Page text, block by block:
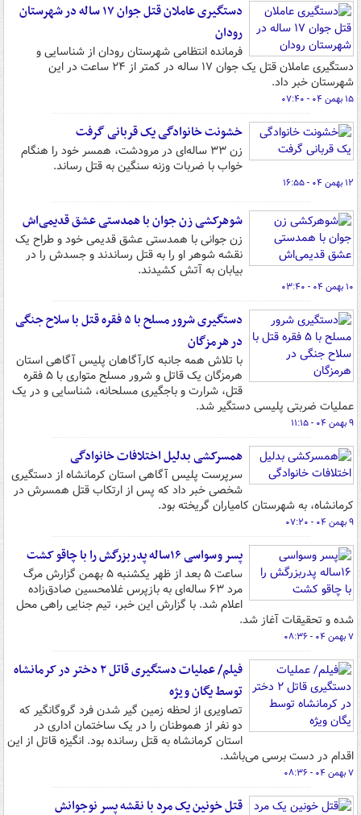
دستگیری عاملان قتل جوان ۱۷ ساله در شهرستان
رودان
فرمانده انتظامی شهرستان رودان از شناسایی و
دستگیری عاملان قتل یک جوان ۱۷ ساله در کمتر از ۲۴ ساعت در این
شهرستان خبر داد.
۱۵ بهمن ۰۴ - ۰۷:۴۰
خشونت خانوادگی یک قربانی گرفت
زن ۳۳ ساله‌ای در مرودشت، همسر خود را هنگام
خواب با ضربات وزنه سنگین به قتل رساند.
۱۲ بهمن ۰۴ - ۱۶:۵۵
شوهرکشی زن جوان با همدستی عشق قدیمی‌اش
زن جوانی با همدستی عشق قدیمی‌ خود و طراح یک
نقشه شوهر او را به قتل رساندند و جسدش را در
بیابان‌ به آتش کشیدند.
۱۰ بهمن ۰۴ - ۰۳:۴۰
دستگیری شرور مسلح با ۵ فقره قتل با سلاح جنگی
در هرمزگان
با تلاش همه جانبه کارآگاهان پلیس آگاهی استان
هرمزگان یک قاتل و شرور مسلح متواری با ۵ فقره
قتل، شرارت و باجگیری مسلحانه، شناسایی و در یک
عملیات ضربتی پلیسی دستگیر شد.
۹ بهمن ۰۴ - ۱۱:۱۵
همسرکشی بدلیل اختلافات خانوادگی
سرپرست پلیس آگاهی استان کرمانشاه از دستگیری
شخصی خبر داد که پس از ارتکاب قتل همسرش در
کرمانشاه، به شهرستان کامیاران گریخته بود.
۹ بهمن ۰۴ - ۰۷:۲۰
پسر وسواسی ۱۶ساله پدربزرگش را با چاقو کشت
ساعت ۵ بعد از ظهر یکشنبه ۵ بهمن گزارش مرگ
مرد ۶۳ ساله‌ای به بازپرس غلامحسین صادق‌زاده
اعلام شد. با گزارش این خبر، تیم جنایی راهی محل
شده و تحقیقات آغاز شد.
۷ بهمن ۰۴ - ۰۸:۳۶
فیلم/ عملیات دستگیری قاتل ۲ دختر در کرمانشاه
توسط یگان ویژه
تصاویری از لحظه زمین گیر شدن فرد گروگانگیر که
دو نفر از هموطنان را در یک ساختمان اداری در
استان کرمانشاه به قتل رسانده بود. انگیزه قاتل از این
اقدام در دست برسی می‌باشد.
۷ بهمن ۰۴ - ۰۸:۳۶
قتل خونین یک مرد با نقشه پسر نوجوانش